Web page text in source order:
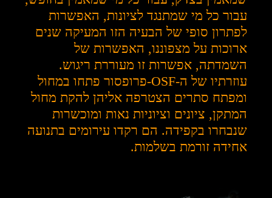
עבור כל מי שמתנגד לציונות, האפשרות
לפתרון סופי של הבעיה הזו המעיקה שנים
ארוכות על מצפוננו, האפשרות של
השמדתה, אפשרות זו מעוררת ריגוש.
עוזרתיו של
ה-OSF-פרופסור פתחו במחול
ומפתח סתרים הצטרפה אליהן להקת מחול
המתקן, ציונים וציוניות נאות ומוכשרות
שנבחרו בקפידה. הם רקדו עירומים בתנועה
אחידה זורמת בשלמות.